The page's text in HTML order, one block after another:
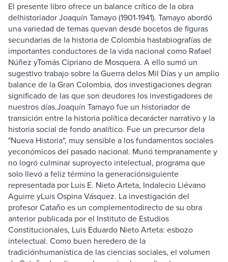
El presente libro ofrece un balance crítico de la obra
delhistoriador Joaquín Tamayo (1901-1941). Tamayo abordó
una variedad de temas quevan desde bocetos de figuras
secundarias de la historia de Colombia hastabiografías de
importantes conductores de la vida nacional como Rafael
Núñez yTomás Cipriano de Mosquera. A ello sumó un
sugestivo trabajo sobre la Guerra delos Mil Días y un amplio
balance de la Gran Colombia, dos investigaciones degran
significado de las que son deudores los investigadores de
nuestros días.Joaquín Tamayo fue un historiador de
transición entre la historia política decarácter narrativo y la
historia social de fondo analítico. Fue un precursor dela
"Nueva Historia", muy sensible a los fundamentos sociales
yeconómicos del pasado nacional. Murió tempranamente y
no logró culminar suproyecto intelectual, programa que
solo llevó a feliz término la generaciónsiguiente
representada por Luis E. Nieto Arteta, Indalecio Liévano
Aguirre yLuis Ospina Vásquez. La investigación del
profesor Cataño es un complementodirecto de su obra
anterior publicada por el Instituto de Estudios
Constitucionales, Luis Eduardo Nieto Arteta: esbozo
intelectual. Como buen heredero de la
tradiciónhumanística de las ciencias sociales, el volumen